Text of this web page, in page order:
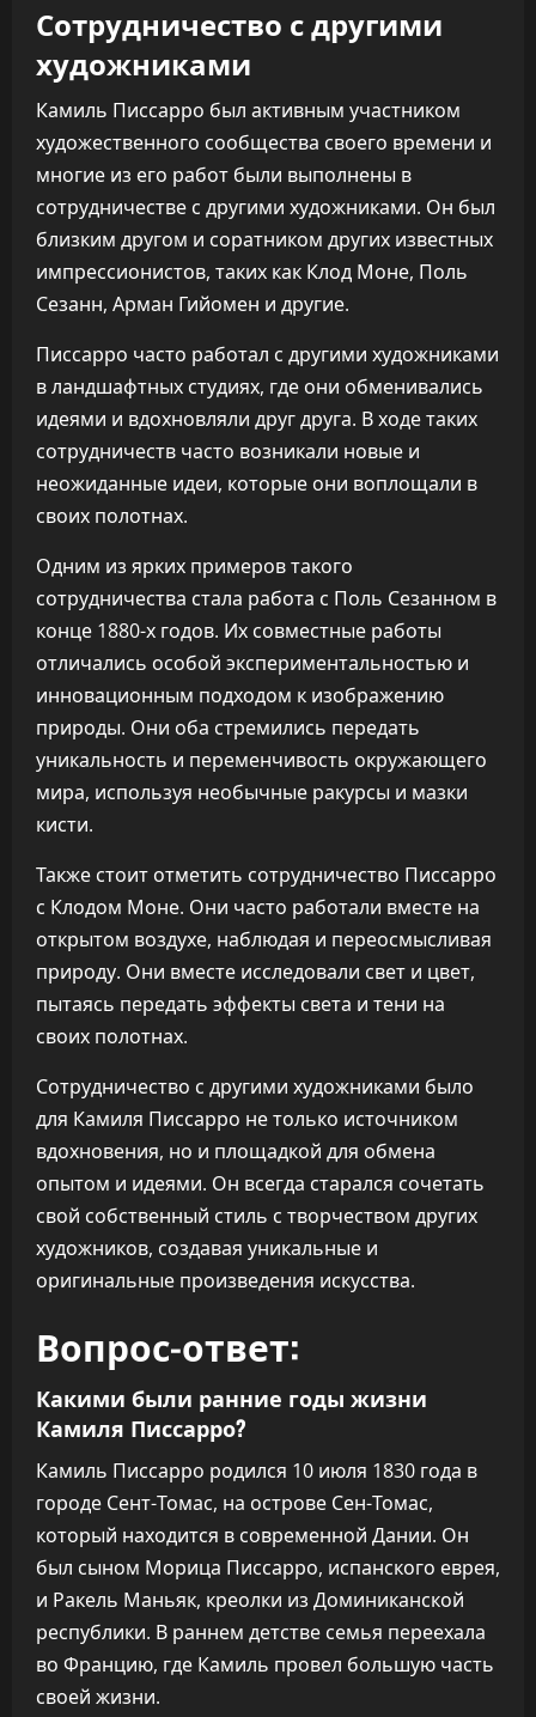
Сотрудничество с другими
художниками
Камиль Писсарро был активным участником
художественного сообщества своего времени и
многие из его работ были выполнены в
сотрудничестве с другими художниками. Он был
близким другом и соратником других известных
импрессионистов, таких как Клод Моне, Поль
Сезанн, Арман Гийомен и другие.
Писсарро часто работал с другими художниками
в ландшафтных студиях, где они обменивались
идеями и вдохновляли друг друга. В ходе таких
сотрудничеств часто возникали новые и
неожиданные идеи, которые они воплощали в
своих полотнах.
Одним из ярких примеров такого
сотрудничества стала работа с Поль Сезанном в
конце 1880-х годов. Их совместные работы
отличались особой экспериментальностью и
инновационным подходом к изображению
природы. Они оба стремились передать
уникальность и переменчивость окружающего
мира, используя необычные ракурсы и мазки
кисти.
Также стоит отметить сотрудничество Писсарро
с Клодом Моне. Они часто работали вместе на
открытом воздухе, наблюдая и переосмысливая
природу. Они вместе исследовали свет и цвет,
пытаясь передать эффекты света и тени на
своих полотнах.
Сотрудничество с другими художниками было
для Камиля Писсарро не только источником
вдохновения, но и площадкой для обмена
опытом и идеями. Он всегда старался сочетать
свой собственный стиль с творчеством других
художников, создавая уникальные и
оригинальные произведения искусства.
Вопрос-ответ:
Какими были ранние годы жизни
Камиля Писсарро?
Камиль Писсарро родился 10 июля 1830 года в
городе Сент-Томас, на острове Сен-Томас,
который находится в современной Дании. Он
был сыном Морица Писсарро, испанского еврея,
и Ракель Маньяк, креолки из Доминиканской
республики. В раннем детстве семья переехала
во Францию, где Камиль провел большую часть
своей жизни.